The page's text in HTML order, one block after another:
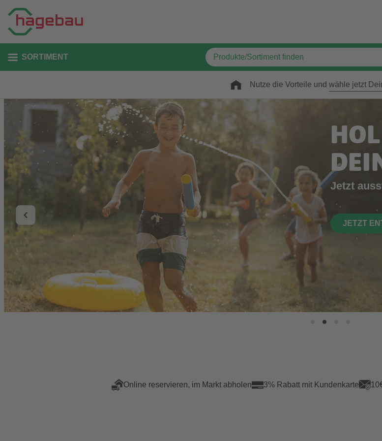
SORTIMENT
Nutze die Vorteile und wähle jetzt
JETZT
Online reservieren, im Markt abholen 3% Rabatt mit Kundenkarte